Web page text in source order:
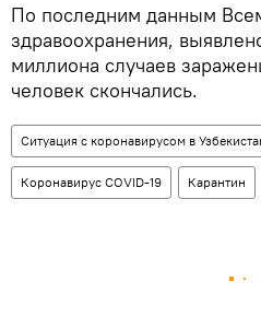
По последним данным
здравоохранения,
миллиона случаев
человек скончались.
Ситуация с коронавирусом в
Коронавирус COVID-19 Карантин